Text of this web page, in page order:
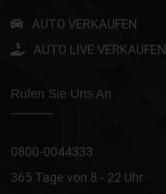
AUTO VERKAUFEN
AUTO LIVE VERKAUFEN
Rufen Sie Uns An
0800-0044333
365 Tage von 8 - 22 Uhr